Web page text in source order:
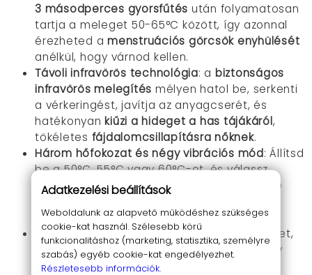
3 másodperces gyorsfűtés után folyamatosan
tartja a meleget 50-65°C között, így azonnal
érezheted a menstruációs görcsök enyhülését
anélkül, hogy várnod kellen.
Távoli infravörös technológia: a biztonságos
infravörös melegítés mélyen hatol be, serkenti
a vérkeringést, javítja az anyagcserét, és
hatékonyan kiűzi a hideget a has tájákáról,
tökéletes fájdalomcsillapításra nőknek.
Három hőfokozat és négy vibrációs mód: Állítsd
be a 50°C, 55°C vagy 60°C-ot, és válassz
gyengédtől erős vibrációig, hogy
személyre
gyomorfájásra, akár ülve dolgozol.
Multifunkcionális melegítés: Melegíti a méhet,
pocakot, derekat és gyomrot egyszerre, így
komplexen gondoskodik rólad
Adatkezelési beállítások
Weboldalunk az alapvető működéshez szükséges
cookie-kat használ. Szélesebb körű
funkcionalitáshoz (marketing, statisztika, személyre
szabás) egyéb cookie-kat engedélyezhet.
Részletesebb információk.